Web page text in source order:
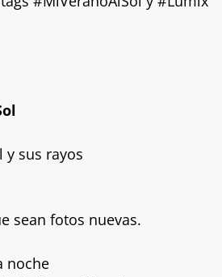
y sus rayos
sean fotos nuevas.
noche